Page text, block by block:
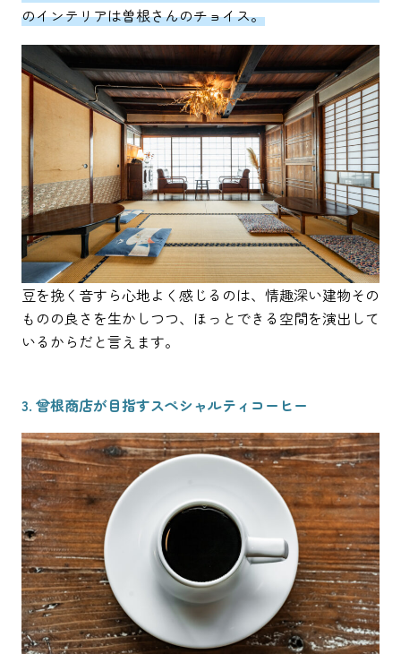
のインテリアは曽根さんのチョイス。
豆を挽く音すら心地よく感じるのは、情趣深い建物その
ものの良さを生かしつつ、ほっとできる空間を演出して
いるからだと言えます。
3. 曾根商店が目指すスペシャルティコーヒー